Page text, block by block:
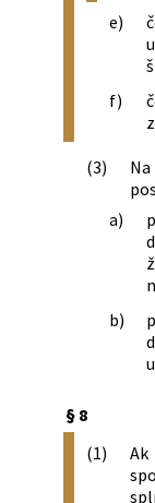
e)
f)
(3)
a)
b)
§ 8
(1)